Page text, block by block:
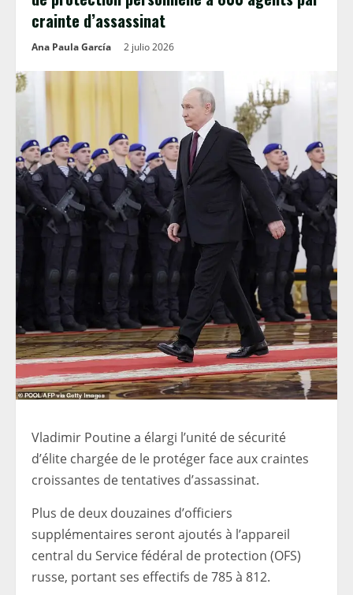
crainte d’assassinat
Ana Paula García 2 julio 2026
Vladimir Poutine a élargi l’unité de sécurité
d’élite chargée de le protéger face aux craintes
croissantes de tentatives d’assassinat.
Plus de deux douzaines d’officiers
supplémentaires seront ajoutés à l’appareil
central du Service fédéral de protection (OFS)
russe, portant ses effectifs de 785 à 812.